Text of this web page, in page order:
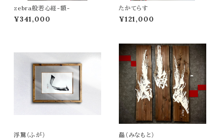
zebra般若心経-額-
¥341,000
たかてらす
¥121,000
浮鵞（ふが） 厵（みなもと）